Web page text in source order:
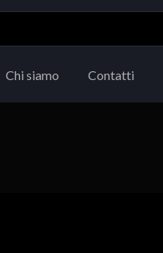
Chi siamo Contatti